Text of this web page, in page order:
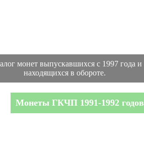
монет выпускавшихся с 1997 года и
находящихся в обороте.
Монеты ГКЧП 1991-1992 годов